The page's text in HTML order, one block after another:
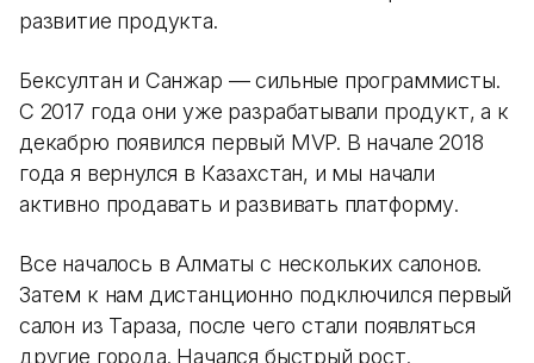
развитие продукта.
Бексултан и Санжар — сильные программисты.
С 2017 года они уже разрабатывали продукт, а к
декабрю появился первый MVP. В начале 2018
года я вернулся в Казахстан, и мы начали
активно продавать и развивать платформу.
Все началось в Алматы с нескольких салонов.
Затем к нам дистанционно подключился первый
салон из Тараза, после чего стали появляться
другие города. Начался быстрый рост.